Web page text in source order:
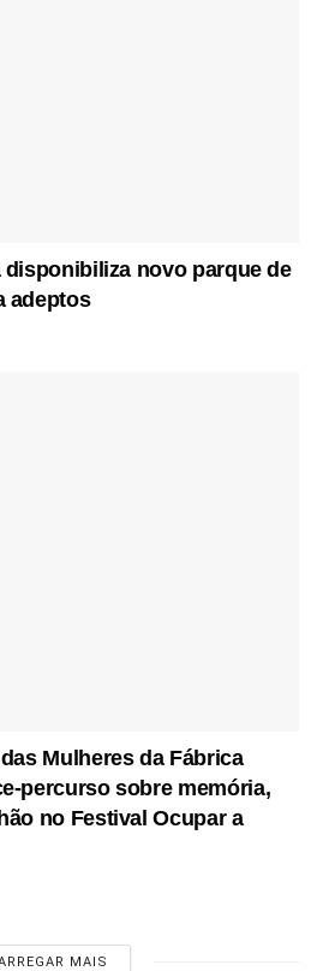
disponibiliza novo parque de
adeptos
Mulheres da Fábrica
percurso sobre memória,
no Festival Ocupar a
MAIS